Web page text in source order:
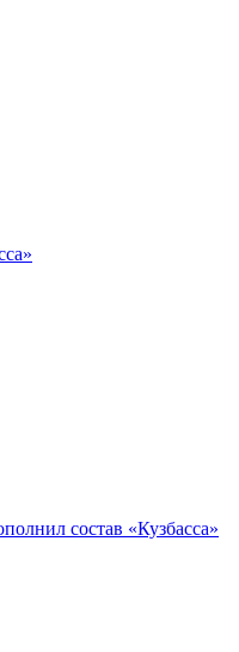
состав «Кузбасса»